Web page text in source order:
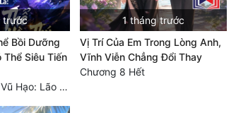
trước
Bồi Dưỡng
Thể Siêu Tiến
Chương 431 Đái Vũ Hạo: Lão tử phản rồi! (Toàn thư hoàn)
1 tháng trước
Vị Trí Của Em Trong Lòng Anh,
Vĩnh Viễn Chẳng Đổi Thay
Chương 8 Hết